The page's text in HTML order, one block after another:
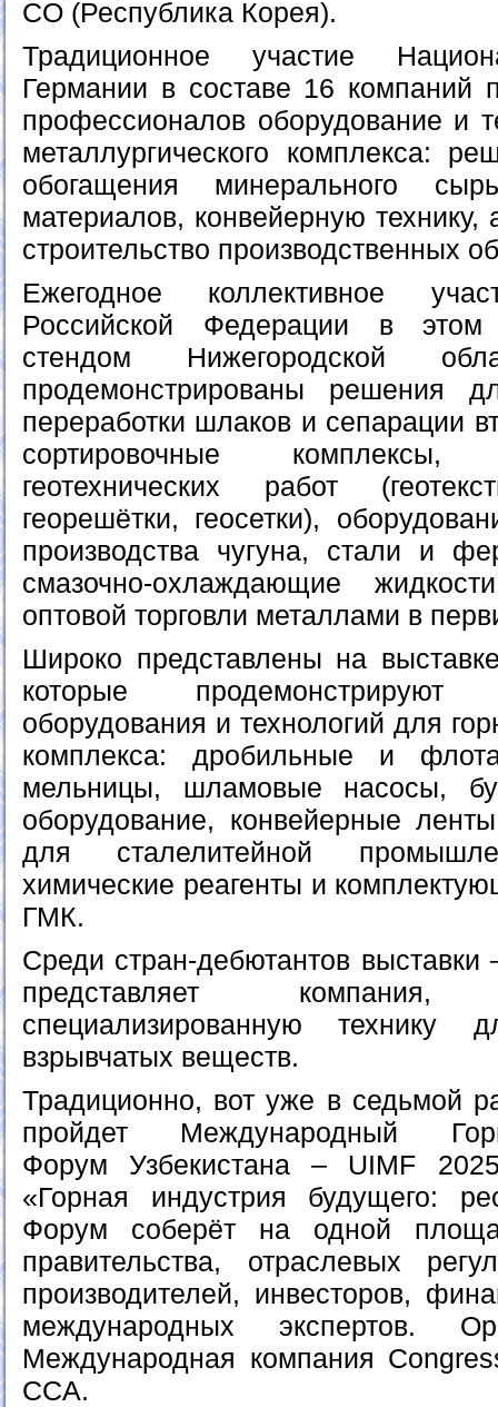
CO (Республика Корея).
Традиционное участие
Германии в составе 16 компаний
профессионалов оборудование и
металлургического комплекса:
обогащения минерального
материалов, конвейерную технику,
строительство производственных
Ежегодное коллективное
Российской Федерации в этом
стендом Нижегородской
продемонстрированы решения
переработки шлаков и сепарации
сортировочные
геотехнических работ
георешётки, геосетки),
производства чугуна, стали и
смазочно-охлаждающие
оптовой торговли металлами в
Широко представлены на
которые
оборудования и технологий для
комплекса: дробильные и
мельницы, шламовые насосы,
оборудование, конвейерные
для сталелитейной
химические реагенты и
ГМК.
Среди стран-дебютантов
представляет компания,
специализированную технику
взрывчатых веществ.
Традиционно, вот уже в седьмой
пройдет Международный
Форум Узбекистана – UIMF
«Горная индустрия будущего:
Форум соберёт на одной
правительства, отраслевых
производителей, инвесторов,
международных экспертов.
Международная компания
CCA.